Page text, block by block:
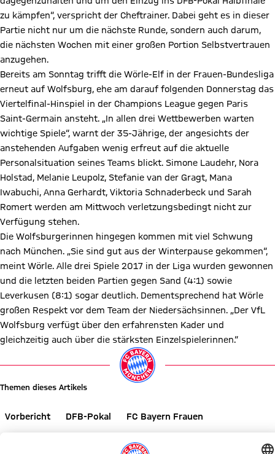
zu kämpfen“, verspricht der Cheftrainer. Dabei geht es in dieser
Partie nicht nur um die nächste Runde, sondern auch darum,
die nächsten Wochen mit einer großen Portion Selbstvertrauen
anzugehen.
Bereits am Sonntag trifft die Wörle-Elf in der Frauen-Bundesliga
erneut auf Wolfsburg, ehe am darauf folgenden Donnerstag das
Viertelfinal-Hinspiel in der Champions League gegen Paris
Saint-Germain ansteht. „In allen drei Wettbewerben warten
wichtige Spiele“, warnt der 35-Jährige, der angesichts der
anstehenden Aufgaben wenig erfreut auf die aktuelle
Personalsituation seines Teams blickt. Simone Laudehr, Nora
Holstad, Melanie Leupolz, Stefanie van der Gragt, Mana
Iwabuchi, Anna Gerhardt, Viktoria Schnaderbeck und Sarah
Romert werden am Mittwoch verletzungsbedingt nicht zur
Verfügung stehen.
Die Wolfsburgerinnen hingegen kommen mit viel Schwung
nach München. „Sie sind gut aus der Winterpause gekommen“,
meint Wörle. Alle drei Spiele 2017 in der Liga wurden gewonnen
und die letzten beiden Partien gegen Sand (4:1) sowie
Leverkusen (8:1) sogar deutlich. Dementsprechend hat Wörle
großen Respekt vor dem Team der Niedersächsinnen. „Der VfL
Wolfsburg verfügt über den erfahrensten Kader und
gleichzeitig auch über die stärksten Einzelspielerinnen.“
Themen dieses Artikels
Vorbericht DFB-Pokal FC Bayern Frauen